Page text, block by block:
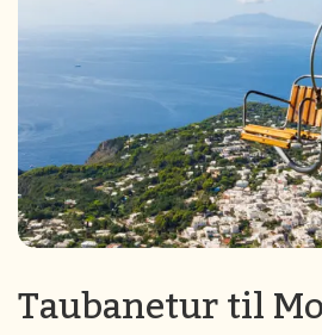
Taubanetur til